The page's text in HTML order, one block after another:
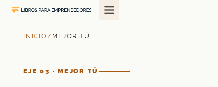
Saltar
al
INICIO/ MEJOR TÚ
EJE 03 · MEJOR TÚ